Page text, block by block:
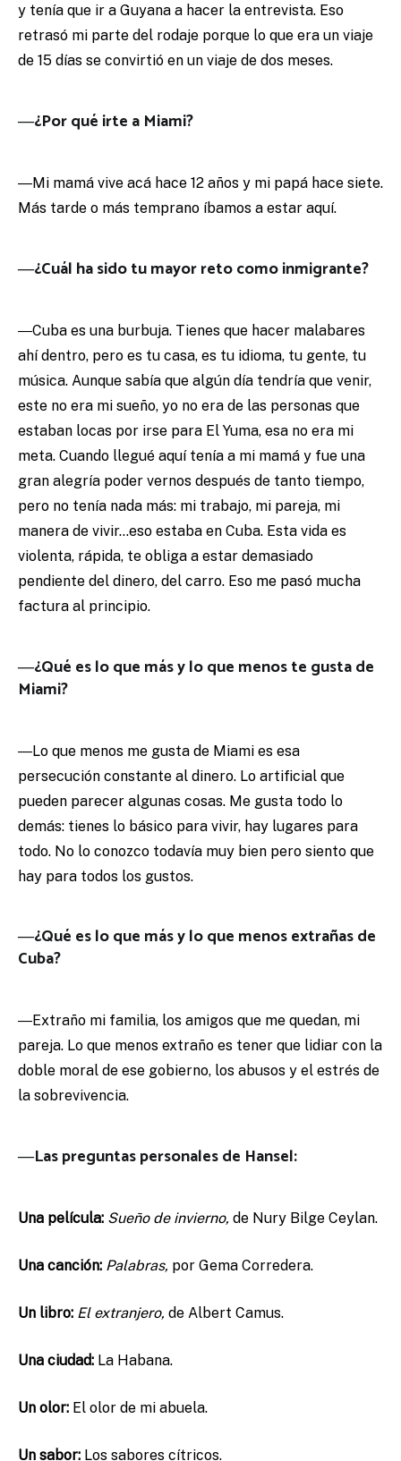
y tenía que ir a Guyana a hacer la entrevista. Eso
retrasó mi parte del rodaje porque lo que era un viaje
de 15 días se convirtió en un viaje de dos meses.
―¿Por qué irte a Miami?
―Mi mamá vive acá hace 12 años y mi papá hace siete.
Más tarde o más temprano íbamos a estar aquí.
―¿Cuál ha sido tu mayor reto como inmigrante?
―Cuba es una burbuja. Tienes que hacer malabares
ahí dentro, pero es tu casa, es tu idioma, tu gente, tu
música. Aunque sabía que algún día tendría que venir,
este no era mi sueño, yo no era de las personas que
estaban locas por irse para El Yuma, esa no era mi
meta. Cuando llegué aquí tenía a mi mamá y fue una
gran alegría poder vernos después de tanto tiempo,
pero no tenía nada más: mi trabajo, mi pareja, mi
manera de vivir…eso estaba en Cuba. Esta vida es
violenta, rápida, te obliga a estar demasiado
pendiente del dinero, del carro. Eso me pasó mucha
factura al principio.
―¿Qué es lo que más y lo que menos te gusta de
Miami?
―Lo que menos me gusta de Miami es esa
persecución constante al dinero. Lo artificial que
pueden parecer algunas cosas. Me gusta todo lo
demás: tienes lo básico para vivir, hay lugares para
todo. No lo conozco todavía muy bien pero siento que
hay para todos los gustos.
―¿Qué es lo que más y lo que menos extrañas de
Cuba?
―Extraño mi familia, los amigos que me quedan, mi
pareja. Lo que menos extraño es tener que lidiar con la
doble moral de ese gobierno, los abusos y el estrés de
la sobrevivencia.
―Las preguntas personales de Hansel:
Una película: Sueño de invierno, de Nury Bilge Ceylan.
Una canción: Palabras, por Gema Corredera.
Un libro: El extranjero, de Albert Camus.
Una ciudad: La Habana.
Un olor: El olor de mi abuela.
Un sabor: Los sabores cítricos.